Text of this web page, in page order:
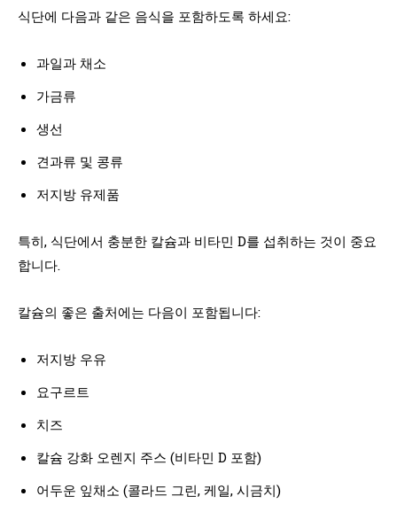
식단에 다음과 같은 음식을 포함하도록 하세요:
과일과 채소
가금류
생선
견과류 및 콩류
저지방 유제품
특히, 식단에서 충분한 칼슘과 비타민 D를 섭취하는 것이 중요
합니다.
칼슘의 좋은 출처에는 다음이 포함됩니다:
저지방 우유
요구르트
치즈
칼슘 강화 오렌지 주스 (비타민 D 포함)
어두운 잎채소 (콜라드 그린, 케일, 시금치)